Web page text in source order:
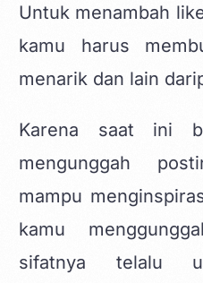
Untuk menambah
kamu harus
menarik dan lain
Karena saat ini
mengunggah
mampu
kamu
sifatnya telalu